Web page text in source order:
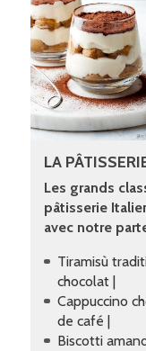
LA
Les grands
pâtisserie
avec notre
Tiramisù
chocolat |
Cappuccino
de café |
Biscotti